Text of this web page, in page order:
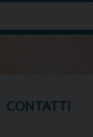
CONTATTI